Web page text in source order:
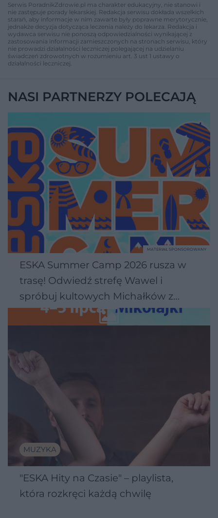
Serwis PoradnikZdrowie.pl ma charakter edukacyjny, nie stanowi i
nie zastępuje porady lekarskiej. Redakcja serwisu dokłada wszelkich
starań, aby informacje w nim zawarte były poprawne merytorycznie,
jednakże decyzja dotycząca leczenia należy do lekarza. Redakcja i
wydawca serwisu nie ponoszą odpowiedzialności wynikającej z
zastosowania informacji zamieszczonych na stronach serwisu, który
nie prowadzi działalności leczniczej polegającej na udzielaniu
świadczeń zdrowotnych w rozumieniu art. 3 ust 1 ustawy o
działalności leczniczej.
NASI PARTNERZY POLECAJĄ
ESKA Summer Camp 2026 rusza w
trasę! Odwiedź strefę Wawel i
spróbuj kultowych Michałków z
Wawelu
MATERIAŁ SPONSOROWANY
MUZYKA
"ESKA Hity na Czasie" – playlista,
która rozkręci każdą chwilę